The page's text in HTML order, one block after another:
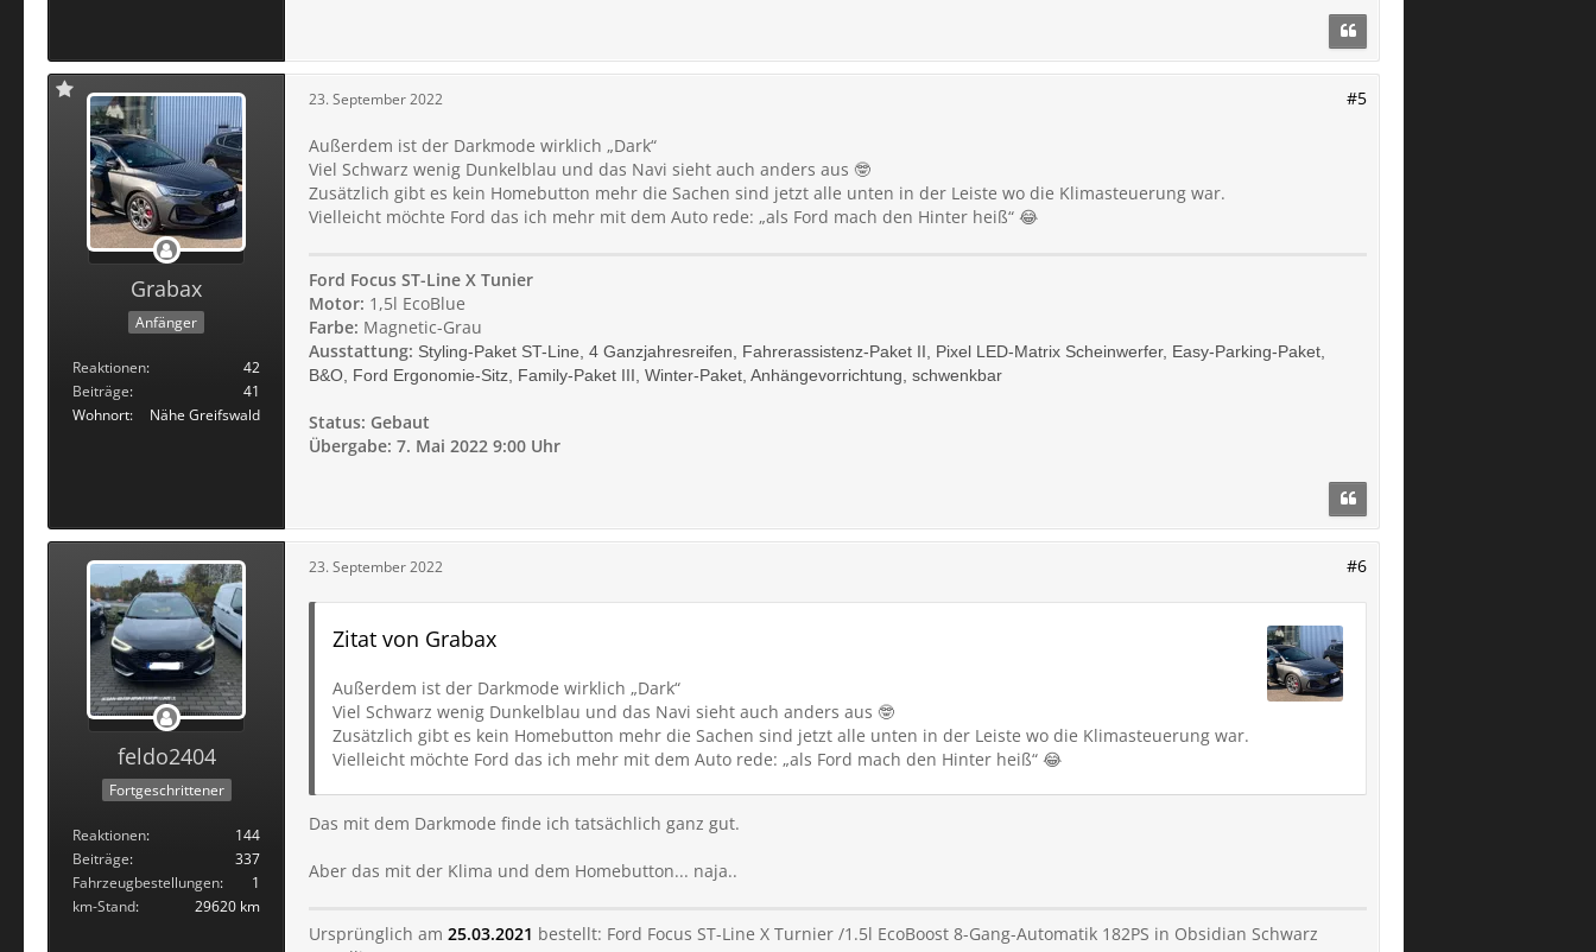
Grabax
Anfänger
Reaktionen
42
Beiträge
41
Wohnort
Nähe Greifswald
23. September 2022 #5
Außerdem ist der Darkmode wirklich „Dark“
Viel Schwarz wenig Dunkelblau und das Navi sieht auch anders aus 🤓
Zusätzlich gibt es kein Homebutton mehr die Sachen sind jetzt alle unten in der Leiste wo die Klimasteuerung war.
Vielleicht möchte Ford das ich mehr mit dem Auto rede: „als Ford mach den Hinter heiß“ 😂
Ford Focus ST-Line X Tunier
Motor: 1,5l EcoBlue
Farbe: Magnetic-Grau
Ausstattung: Styling-Paket ST-Line, 4 Ganzjahresreifen, Fahrerassistenz-Paket II, Pixel LED-Matrix Scheinwerfer, Easy-Parking-Paket,
B&O, Ford Ergonomie-Sitz, Family-Paket III, Winter-Paket, Anhängevorrichtung, schwenkbar
Status: Gebaut
Übergabe: 7. Mai 2022 9:00 Uhr
feldo2404
Fortgeschrittener
Reaktionen
144
Beiträge
337
Fahrzeugbestellungen
1
km-Stand
29620 km
23. September 2022 #6
Zitat von Grabax
Außerdem ist der Darkmode wirklich „Dark“
Viel Schwarz wenig Dunkelblau und das Navi sieht auch anders aus 🤓
Zusätzlich gibt es kein Homebutton mehr die Sachen sind jetzt alle unten in der Leiste wo die Klimasteuerung war.
Vielleicht möchte Ford das ich mehr mit dem Auto rede: „als Ford mach den Hinter heiß“ 😂
Das mit dem Darkmode finde ich tatsächlich ganz gut.
Aber das mit der Klima und dem Homebutton... naja..
Ursprünglich am 25.03.2021 bestellt: Ford Focus ST-Line X Turnier /1.5l EcoBoost 8-Gang-Automatik 182PS in Obsidian Schwarz